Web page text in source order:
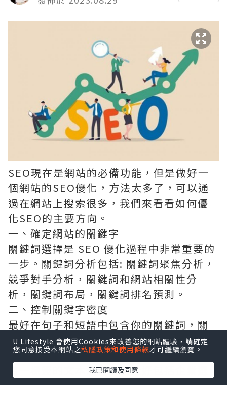
SEO現在是網站的必備功能，但是做好一
個網站的SEO優化，方法太多了，可以通
過在網站上搜索很多，我們來看看如何優
化SEO的主要方向。
一、確定網站的關鍵字
關鍵詞選擇是 SEO 優化過程中非常重要的
一步。關鍵詞分析包括: 關鍵詞聚焦分析，
競爭對手分析，關鍵詞和網站相關性分
析，關鍵詞布局，關鍵詞排名預測。
二、控制關鍵字密度
最好在句子和短語中包含你的關鍵詞，關
鍵詞必須出現在我們網站的內容頁上。
三、添加特定的標簽
這一標簽的文本進行信息最好包括企業選
擇好的關鍵字，seo services in
U Lifestyle 會使用Cookies來改善您的網站體驗，請確定
您同意接受本網站之私隱政策和使用條款才可繼續瀏覽。
我已閱讀及同意